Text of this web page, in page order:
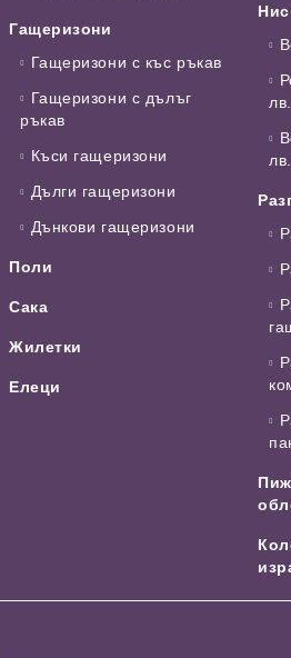
Гащеризони
Гащеризони с къс ръкав
Гащеризони с дълъг
ръкав
Къси гащеризони
Дълги гащеризони
Дънкови гащеризони
Поли
Сака
Жилетки
Елеци
лв.
лв.